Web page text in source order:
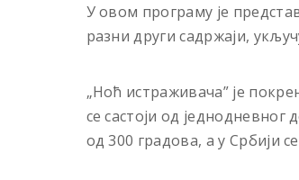
У овом програму је
разни други садржаји,
„Ноћ истраживача” је
се састоји од
од 300 градова, а у Србији